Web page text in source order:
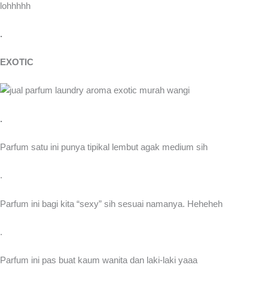
lohhhhh
.
EXOTIC
.
Parfum satu ini punya tipikal lembut agak medium sih
.
Parfum ini bagi kita “sexy” sih sesuai namanya. Heheheh
.
Parfum ini pas buat kaum wanita dan laki-laki yaaa